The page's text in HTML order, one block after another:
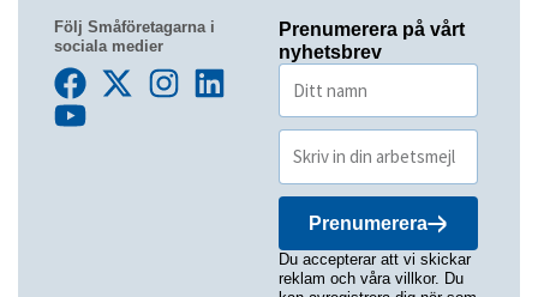
Följ Småföretagarna i
sociala medier
Prenumerera på vårt
nyhetsbrev
Prenumerera
Du accepterar att vi skickar
reklam och våra villkor. Du